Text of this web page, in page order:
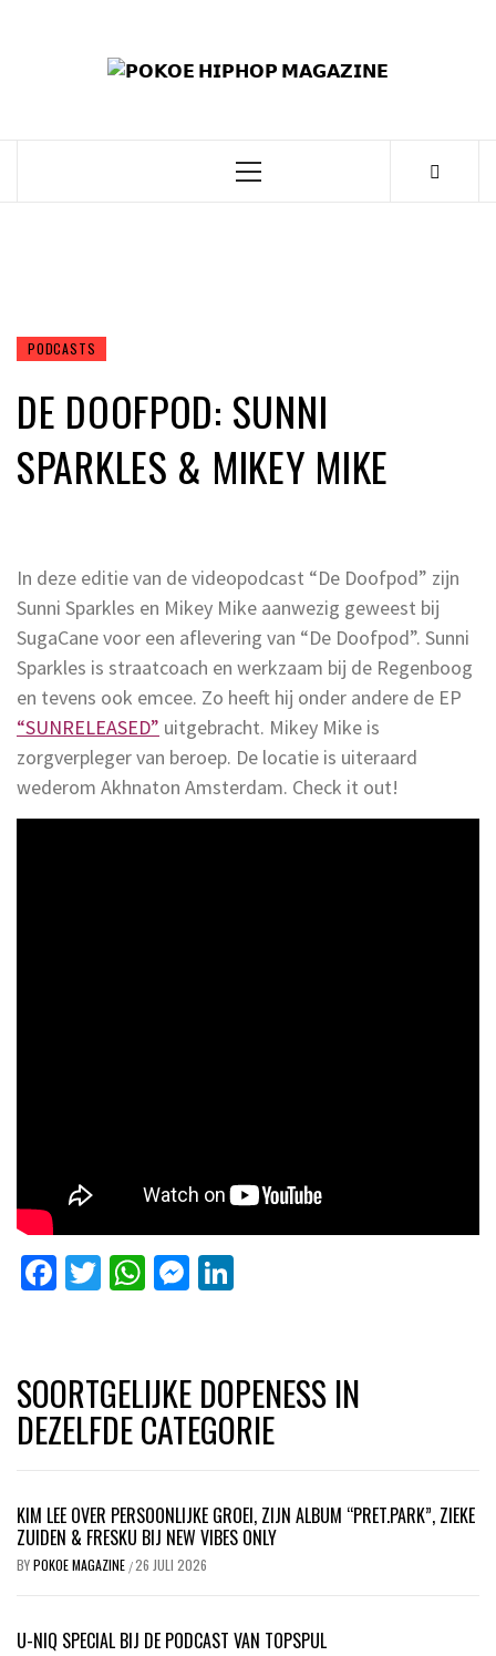
Primary
PODCASTS
DE DOOFPOD: SUNNI
SPARKLES & MIKEY MIKE
In deze editie van de videopodcast “De Doofpod” zijn
Sunni Sparkles en Mikey Mike aanwezig geweest bij
SugaCane voor een aflevering van “De Doofpod”. Sunni
Sparkles is straatcoach en werkzaam bij de Regenboog
en tevens ook emcee. Zo heeft hij onder andere de EP
“SUNRELEASED” uitgebracht. Mikey Mike is
zorgverpleger van beroep. De locatie is uiteraard
wederom Akhnaton Amsterdam. Check it out!
Facebook
Twitter
WhatsApp
Messenger
SOORTGELIJKE DOPENESS IN
DEZELFDE CATEGORIE
KIM LEE OVER PERSOONLIJKE GROEI, ZIJN ALBUM “PRET.PARK”, ZIEKE
ZUIDEN & FRESKU BIJ NEW VIBES ONLY
BYPOKOE MAGAZINE /26 JULI 2026
U-NIQ SPECIAL BIJ DE PODCAST VAN TOPSPUL